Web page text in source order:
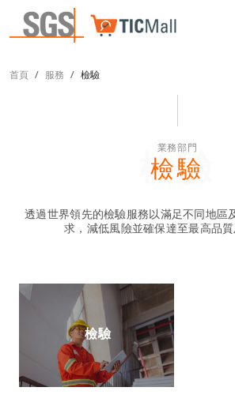
首頁 服務 檢驗
業務部門
檢驗
檢驗
透過世界領先的檢驗服務以滿足不同地區
求，減低風險並確保達至最高品質
檢驗